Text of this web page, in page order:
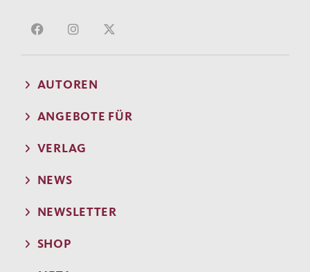
AUTOREN
ANGEBOTE FÜR
VERLAG
NEWS
NEWSLETTER
SHOP